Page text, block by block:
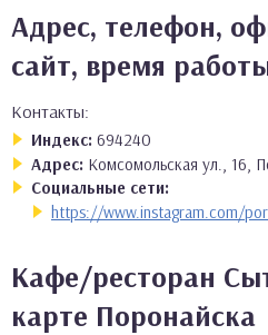
Адрес, телефон,
сайт, время
Контакты:
Индекс: 694240
Адрес: Комсомольская ул., 16,
Социальные сети:
https://www.instagram.com/
Кафе/ресторан
карте Поронайска